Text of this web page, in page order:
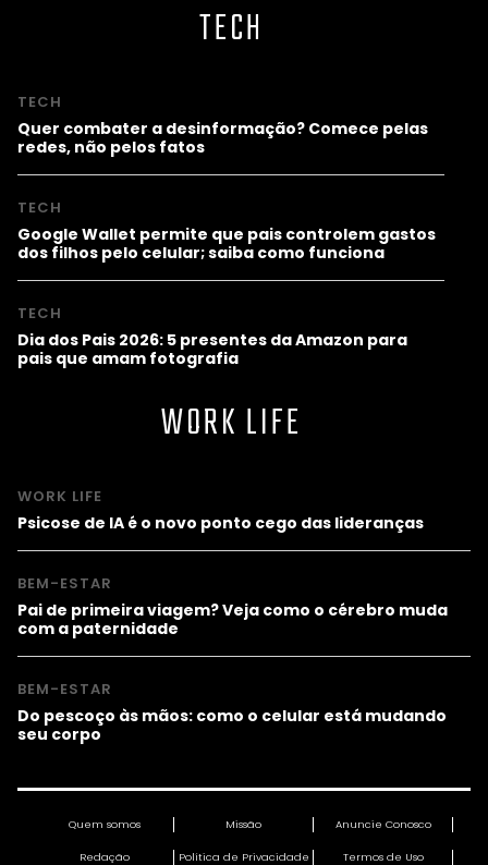
TECH
TECH
Quer combater a desinformação? Comece pelas
redes, não pelos fatos
TECH
Google Wallet permite que pais controlem gastos
dos filhos pelo celular; saiba como funciona
TECH
Dia dos Pais 2026: 5 presentes da Amazon para
pais que amam fotografia
WORK LIFE
WORK LIFE
Psicose de IA é o novo ponto cego das lideranças
BEM-ESTAR
Pai de primeira viagem? Veja como o cérebro muda
com a paternidade
BEM-ESTAR
Do pescoço às mãos: como o celular está mudando
seu corpo
Quem somos Missão Anuncie Conosco
Redação Política de Privacidade Termos de Uso